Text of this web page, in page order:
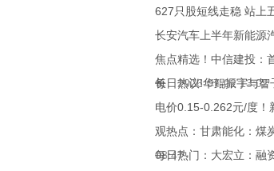
627只股短线走稳 站上
长安汽车上半年新能源
焦点精选！中信建投：
长
2026-07-02 13:02
每日热议!华鲲振宇与
电价0.15-0.262元/度！
观热点：甘肃能化：煤
08:47
每日热门：大宏立：融